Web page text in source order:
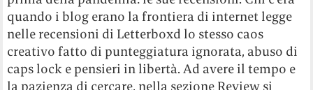
quando i blog erano la frontiera di internet legge
nelle recensioni di Letterboxd lo stesso caos
creativo fatto di punteggiatura ignorata, abuso di
caps lock e pensieri in libertà. Ad avere il tempo e
la pazienza di cercare, nella sezione Review si